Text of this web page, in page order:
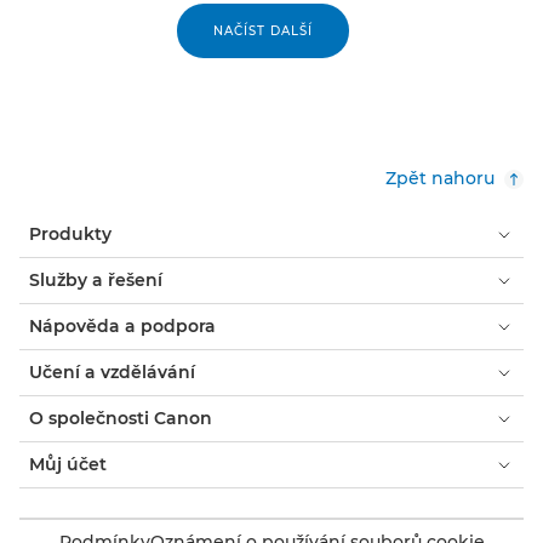
NAČÍST DALŠÍ
Zpět nahoru
Produkty
Služby a řešení
Nápověda a podpora
Učení a vzdělávání
O společnosti Canon
Můj účet